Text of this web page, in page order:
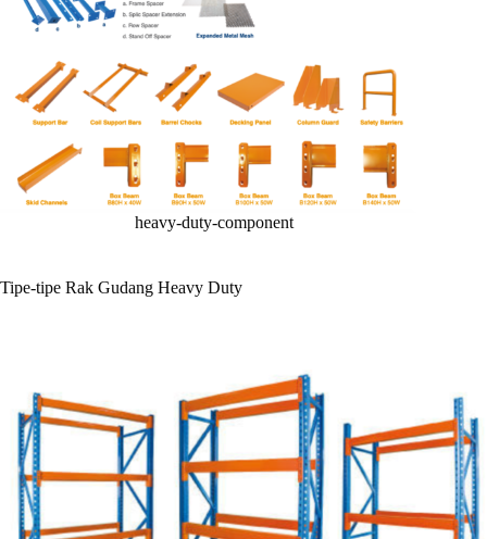
heavy-duty-component
Tipe-tipe Rak Gudang Heavy Duty